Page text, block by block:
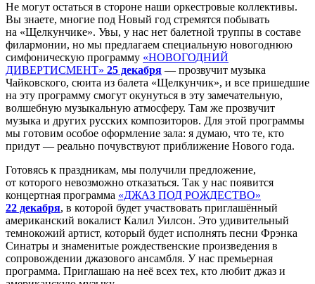
Не могут остаться в стороне наши оркестровые коллективы.
Вы знаете, многие под Новый год стремятся побывать
на «Щелкунчике». Увы, у нас нет балетной труппы в составе
филармонии, но мы предлагаем специальную новогоднюю
симфоническую программу «НОВОГОДНИЙ
ДИВЕРТИСМЕНТ» 25 декабря — прозвучит музыка
Чайковского, сюита из балета «Щелкунчик», и все пришедшие
на эту программу смогут окунуться в эту замечательную,
волшебную музыкальную атмосферу. Там же прозвучит
музыка и других русских композиторов. Для этой программы
мы готовим особое оформление зала: я думаю, что те, кто
придут — реально почувствуют приближение Нового года.
Готовясь к праздникам, мы получили предложение,
от которого невозможно отказаться. Так у нас появится
концертная программа «ДЖАЗ ПОД РОЖДЕСТВО»
22 декабря, в которой будет участвовать приглашённый
американский вокалист Калил Уилсон. Это удивительный
темнокожий артист, который будет исполнять песни Фрэнка
Синатры и знаменитые рождественские произведения в
сопровождении джазового ансамбля. У нас премьерная
программа. Приглашаю на неё всех тех, кто любит джаз и